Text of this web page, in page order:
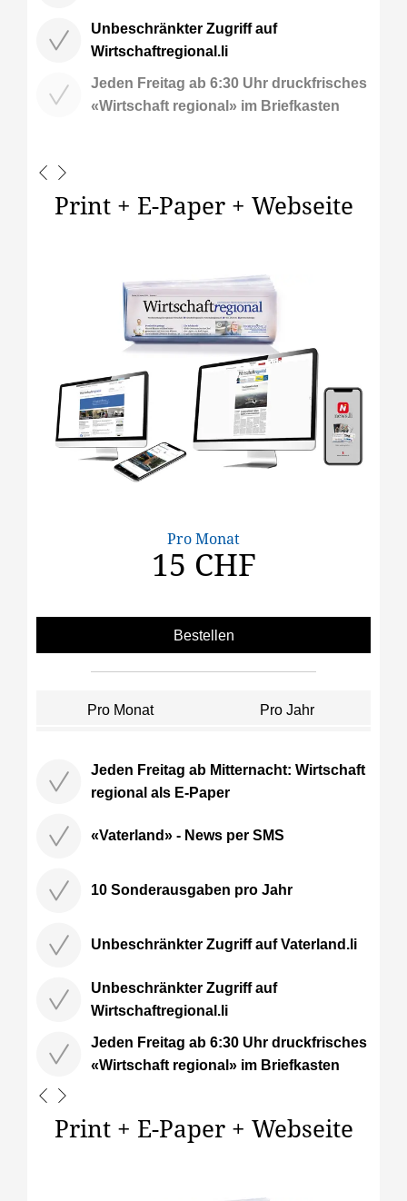
Unbeschränkter Zugriff auf
Wirtschaftregional.li
Jeden Freitag ab 6:30 Uhr druckfrisches
«Wirtschaft regional» im Briefkasten
Print + E-Paper + Webseite
Pro Monat
15 CHF
Bestellen
Pro Monat Pro Jahr
Jeden Freitag ab Mitternacht: Wirtschaft
regional als E-Paper
«Vaterland» - News per SMS
10 Sonderausgaben pro Jahr
Unbeschränkter Zugriff auf Vaterland.li
Unbeschränkter Zugriff auf
Wirtschaftregional.li
Jeden Freitag ab 6:30 Uhr druckfrisches
«Wirtschaft regional» im Briefkasten
Print + E-Paper + Webseite